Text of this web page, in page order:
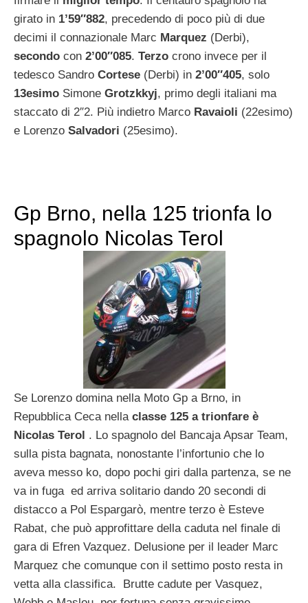
girato in 1’59″882, precedendo di poco più di due
decimi il connazionale Marc Marquez (Derbi),
secondo con 2’00″085. Terzo crono invece per il
tedesco Sandro Cortese (Derbi) in 2’00″405, solo
13esimo Simone Grotzkkyj, primo degli italiani ma
staccato di 2″2. Più indietro Marco Ravaioli (22esimo)
e Lorenzo Salvadori (25esimo).
Gp Brno, nella 125 trionfa lo
spagnolo Nicolas Terol
Se Lorenzo domina nella Moto Gp a Brno, in
Repubblica Ceca nella classe 125 a trionfare è
Nicolas Terol . Lo spagnolo del Bancaja Apsar Team,
sulla pista bagnata, nonostante l’infortunio che lo
aveva messo ko, dopo pochi giri dalla partenza, se ne
va in fuga ed arriva solitario dando 20 secondi di
distacco a Pol Espargarò, mentre terzo è Esteve
Rabat, che può approfittare della caduta nel finale di
gara di Efren Vazquez. Delusione per il leader Marc
Marquez che comunque con il settimo posto resta in
vetta alla classifica. Brutte cadute per Vasquez,